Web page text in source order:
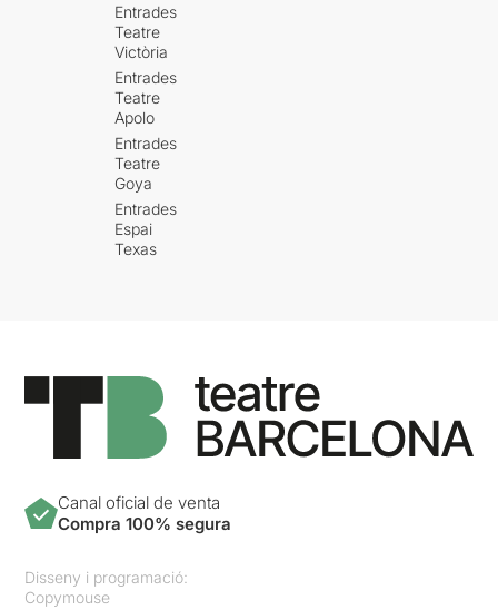
Entrades
Teatre
Victòria
Entrades
Teatre
Apolo
Entrades
Teatre
Goya
Entrades
Espai
Texas
Canal oficial de venta
Compra 100% segura
Disseny i programació:
Copymouse